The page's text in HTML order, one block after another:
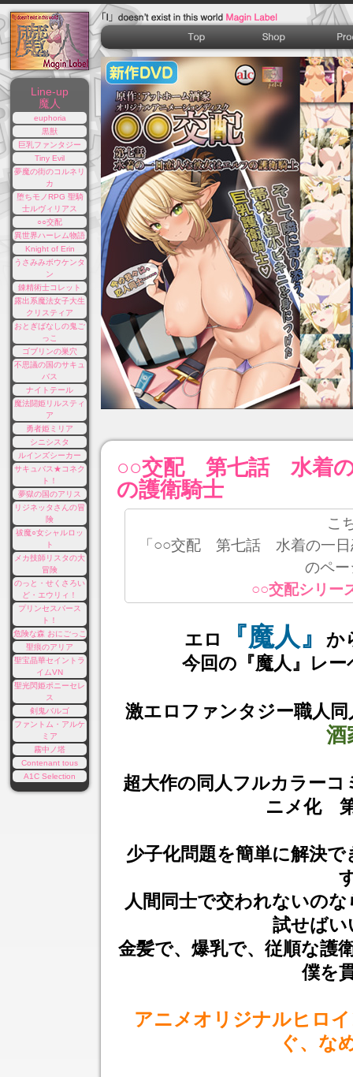
Line-up
魔人
euphoria
黒獣
巨乳ファンタジー
Tiny Evil
夢魔の街のコルネリ
カ
堕ちモノRPG 聖騎
士ルヴィリアス
○○交配
異世界ハーレム物語
Knight of Erin
うさみみボウケンタ
ン
錬精術士コレット
露出系魔法女子大生
クリスティア
おとぎばなしの鬼ご
っこ
ゴブリンの巣穴
不思議の国のサキュ
バス
ナイトテール
魔法闘姫リルスティ
ア
勇者姫ミリア
シニシスタ
ルインズシーカー
サキュバス★コネク
ト！
夢獄の国のアリス
リジネッタさんの冒
険
祓魔○女シャルロッ
ト
メカ技師リスタの大
冒険
のっと・せくさろい
ど・エウリィ！
プリンセスバース
ト！
危険な森 おにごっこ
聖痕のアリア
聖宝晶華セイントラ
イムVN
聖光閃姫ポニーセレ
ス
剣鬼バルゴ
ファントム・アルケ
ミア
霧中ノ塔
Contenant tous
A1C Selection
○○交配 第七話 水着の
の護衛騎士
こ
「○○交配 第七話 水着の一日
のペ
○○交配シリー
エロ 『魔人』
か
今回の『魔人』レ
激エロファンタジー職人
酒
超大作の同人フルカラーコ
ニメ化
少子化問題を簡単に解決
人間同士で交われないの
試せば
金髪で、爆乳で、従順な
僕を
アニメオリジナルヒロ
ぐ、な